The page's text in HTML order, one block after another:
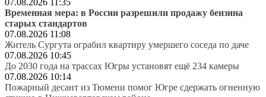
Временная мера: в России разрешили продажу бензина
старых стандартов
07.08.2026 11:08
Житель Сургута ограбил квартиру умершего соседа по даче
07.08.2026 10:45
До 2030 года на трассах Югры установят ещё 234 камеры
07.08.2026 10:14
Пожарный десант из Тюмени помог Югре сдержать огненную